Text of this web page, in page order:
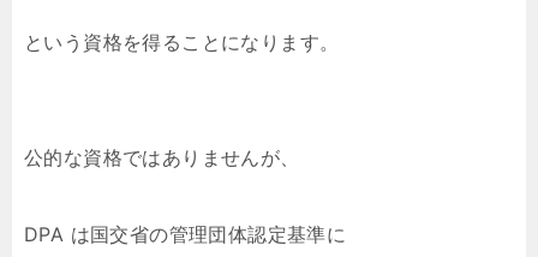
という資格を得ることになります。
公的な資格ではありませんが、
DPA は国交省の管理団体認定基準に